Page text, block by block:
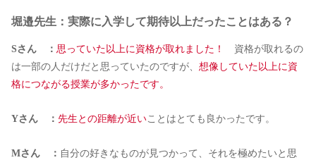
堀邉先生：実際に入学して期待以上だったことはある？
Sさん ： 思っていた以上に資格が取れました！
資格が取れるの
は一部の人だけだと思っていたのですが、 想像していた以上に資
格につながる授業が多かったです。
Yさん ： 先生との距離が近いことはとても良かったです。
Mさん ： 自分の好きなものが見つかって、それを極めたいと思